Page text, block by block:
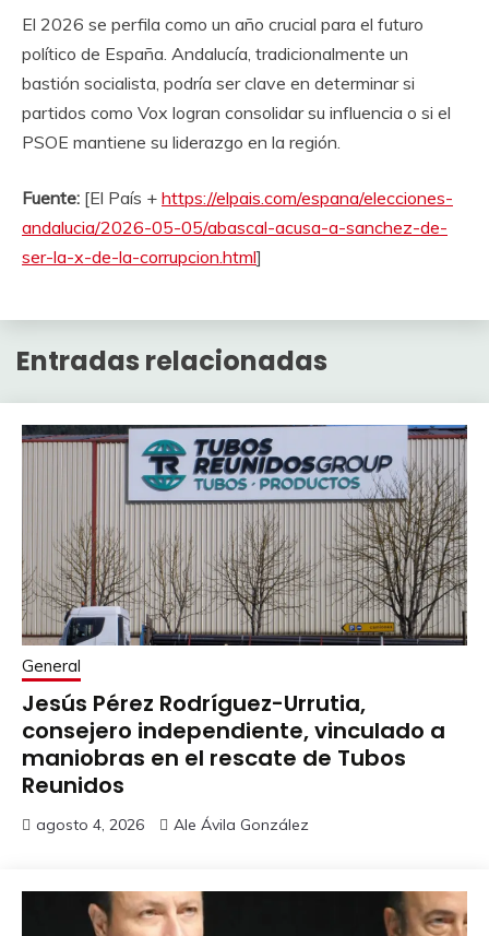
El 2026 se perfila como un año crucial para el futuro
político de España. Andalucía, tradicionalmente un
bastión socialista, podría ser clave en determinar si
partidos como Vox logran consolidar su influencia o si el
PSOE mantiene su liderazgo en la región.
Fuente: [El País + https://elpais.com/espana/elecciones-
andalucia/2026-05-05/abascal-acusa-a-sanchez-de-
ser-la-x-de-la-corrupcion.html]
Entradas relacionadas
General
Jesús Pérez Rodríguez-Urrutia,
consejero independiente, vinculado a
maniobras en el rescate de Tubos
Reunidos
agosto 4, 2026 Ale Ávila González